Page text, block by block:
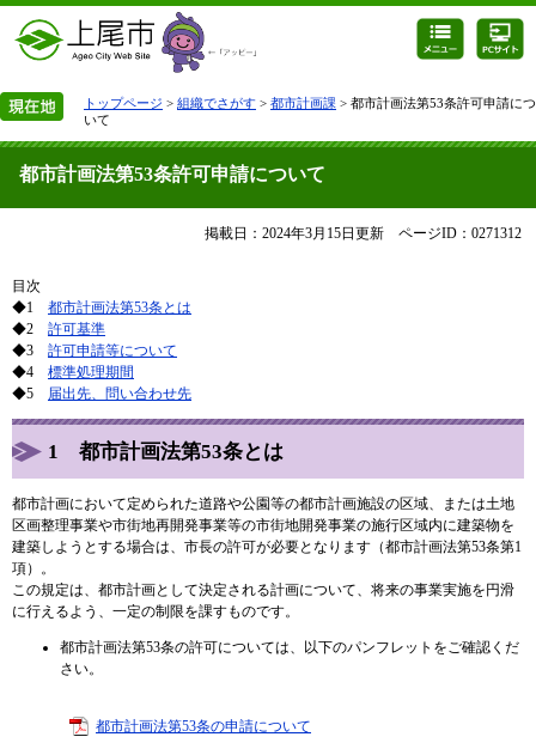
トップページ > 組織でさがす > 都市計画課 > 都市計画法第53条許可申請につ
いて
都市計画法第53条許可申請について
掲載日：2024年3月15日更新 ページID：0271312
目次
◆1 都市計画法第53条とは
◆2 許可基準
◆3 許可申請等について
◆4 標準処理期間
◆5 届出先、問い合わせ先
1 都市計画法第53条とは
都市計画において定められた道路や公園等の都市計画施設の区域、または土地
区画整理事業や市街地再開発事業等の市街地開発事業の施行区域内に建築物を
建築しようとする場合は、市長の許可が必要となります（都市計画法第53条第1
項）。
この規定は、都市計画として決定される計画について、将来の事業実施を円滑
に行えるよう、一定の制限を課すものです。
都市計画法第53条の許可については、以下のパンフレットをご確認くだ
さい。
都市計画法第53条の申請について